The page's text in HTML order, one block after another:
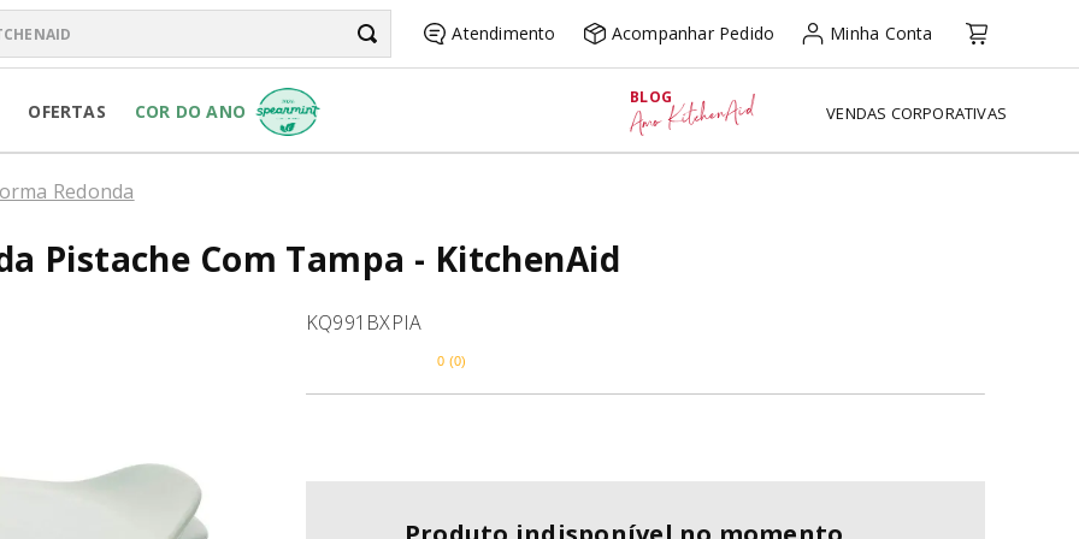
PURE POWER
Atendimento Acompanhar Pedido Minha Conta
OFERTAS COR DO ANO
BLOG
Amo KitchenAid VENDAS CORPORATIVAS
Redonda
Pistache Com Tampa - KitchenAid
KQ991BXPIA
0 (0)